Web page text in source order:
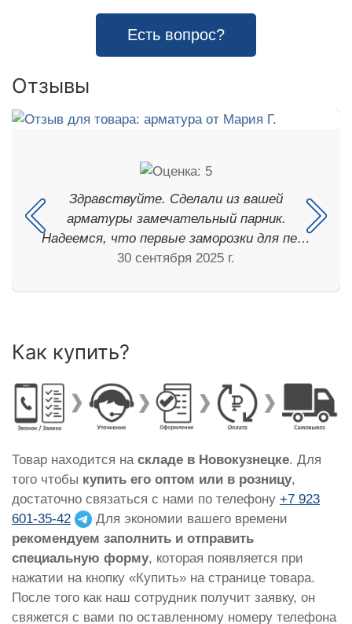
Есть вопрос?
Отзывы
Здравствуйте. Сделали из вашей
арматуры замечательный парник.
Надеемся, что первые заморозки для пе…
30 сентября 2025 г.
Как купить?
Товар находится на складе в Новокузнецке. Для
того чтобы купить его оптом или в розницу,
достаточно связаться с нами по телефону +7 923
601-35-42
Для экономии вашего времени
рекомендуем заполнить и отправить
специальную форму, которая появляется при
нажатии на кнопку «Купить» на странице товара.
После того как наш сотрудник получит заявку, он
свяжется с вами по оставленному номеру телефона